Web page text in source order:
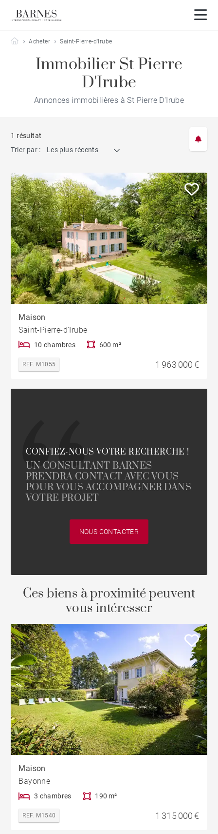
Barnes Côte Basque
Acheter Saint-Pierre-d'Irube
Immobilier St Pierre
D'Irube
Annonces immobilières à St Pierre D'Irube
1 résultat
Trier par :
Les plus récents
Maison
Saint-Pierre-d'Irube
10 chambres 600 m²
REF. M1055 1 963 000 €
CONFIEZ-NOUS VOTRE RECHERCHE !
UN CONSULTANT BARNES
PRENDRA CONTACT AVEC VOUS
POUR VOUS ACCOMPAGNER DANS
VOTRE PROJET
NOUS CONTACTER
Ces biens à proximité peuvent
vous intéresser
Maison
Bayonne
3 chambres 190 m²
REF. M1540 1 315 000 €